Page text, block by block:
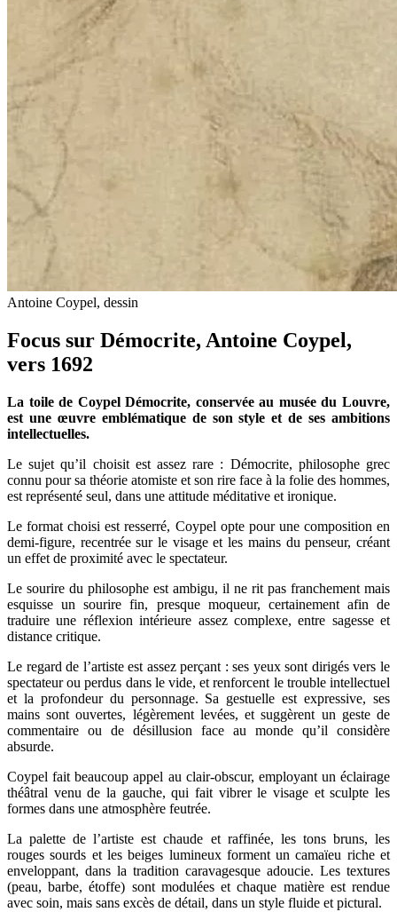
Antoine Coypel, dessin
Focus sur Démocrite, Antoine Coypel,
vers 1692
La toile de Coypel Démocrite, conservée au musée du Louvre,
est une œuvre emblématique de son style et de ses ambitions
intellectuelles.
Le sujet qu’il choisit est assez rare : Démocrite, philosophe grec
connu pour sa théorie atomiste et son rire face à la folie des hommes,
est représenté seul, dans une attitude méditative et ironique.
Le format choisi est resserré, Coypel opte pour une composition en
demi-figure, recentrée sur le visage et les mains du penseur, créant
un effet de proximité avec le spectateur.
Le sourire du philosophe est ambigu, il ne rit pas franchement mais
esquisse un sourire fin, presque moqueur, certainement afin de
traduire une réflexion intérieure assez complexe, entre sagesse et
distance critique.
Le regard de l’artiste est assez perçant : ses yeux sont dirigés vers le
spectateur ou perdus dans le vide, et renforcent le trouble intellectuel
et la profondeur du personnage. Sa gestuelle est expressive, ses
mains sont ouvertes, légèrement levées, et suggèrent un geste de
commentaire ou de désillusion face au monde qu’il considère
absurde.
Coypel fait beaucoup appel au clair-obscur, employant un éclairage
théâtral venu de la gauche, qui fait vibrer le visage et sculpte les
formes dans une atmosphère feutrée.
La palette de l’artiste est chaude et raffinée, les tons bruns, les
rouges sourds et les beiges lumineux forment un camaïeu riche et
enveloppant, dans la tradition caravagesque adoucie. Les textures
(peau, barbe, étoffe) sont modulées et chaque matière est rendue
avec soin, mais sans excès de détail, dans un style fluide et pictural.